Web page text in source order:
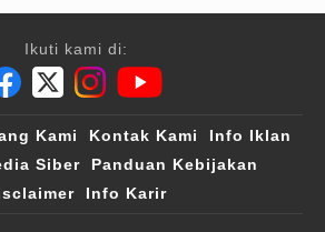
Ikuti kami di:
Kami Kontak Kami
Info Iklan
Siber
Panduan Kebijakan
Info Karir